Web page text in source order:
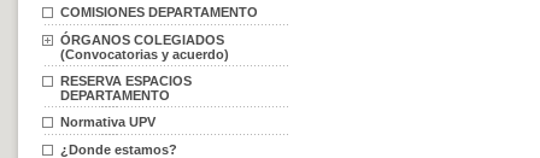
COMISIONES DEPARTAMENTO
ÓRGANOS COLEGIADOS
(Convocatorias y acuerdo)
RESERVA ESPACIOS
DEPARTAMENTO
Normativa UPV
¿Donde estamos?